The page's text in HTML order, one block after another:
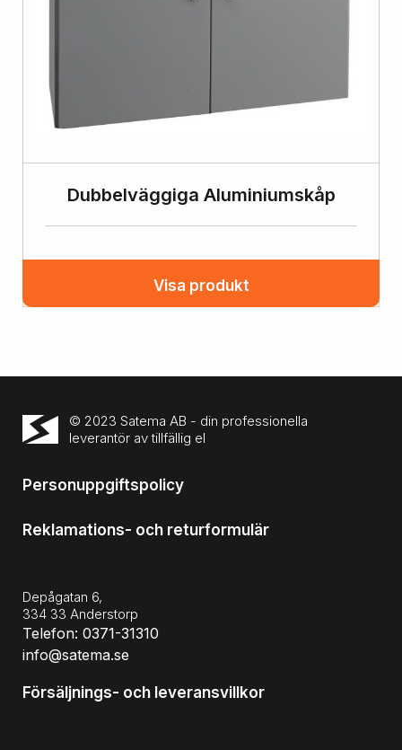
Dubbelväggiga Aluminiumskåp
Visa produkt
© 2023 Satema AB - din professionella
leverantör av tillfällig el
Personuppgiftspolicy
Reklamations- och returformulär
Depågatan 6,
334 33 Anderstorp
Telefon: 0371-31310
info@satema.se
Försäljnings- och leveransvillkor